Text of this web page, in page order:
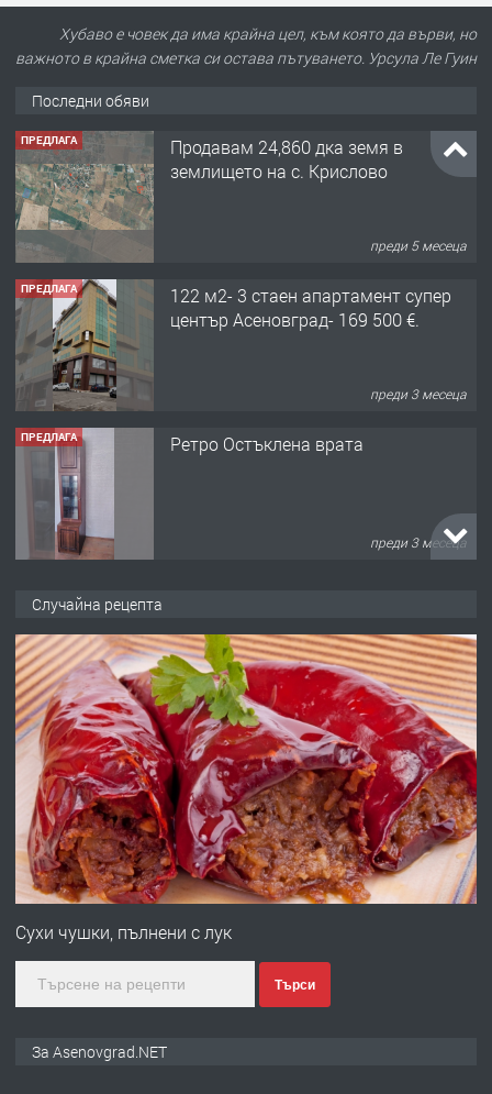
Хубаво е човек да има крайна цел, към която да върви, но
важното в крайна сметка си остава пътуването. Урсула Ле Гуин
Последни обяви
ПРЕДЛАГА
Продавам 24,860 дка земя в
землището на с. Крислово
преди 5 месеца
ПРЕДЛАГА
122 м2- 3 стаен апартамент супер
център Асеновград- 169 500 €.
преди 3 месеца
ПРЕДЛАГА Ретро Остъклена врата
преди 3 месеца
преди 10 месеца
ПРЕДЛАГА
Професионална броячна машина -
със сертификат от ЕЦБ
преди 1 година
ПРЕДЛАГА
Професионална зеленчукорезачка
Случайна рецепта
Сухи чушки, пълнени с лук
Търси
За Asenovgrad.NET